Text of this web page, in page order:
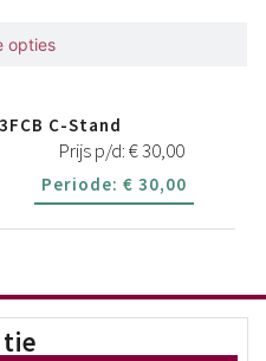
opties
C-Stand
Prijs p/d:€30,00
Periode: € 30,00